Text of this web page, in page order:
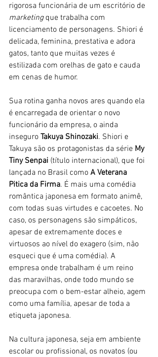
rigorosa funcionária de um escritório de
marketing que trabalha com
licenciamento de personagens. Shiori é
delicada, feminina, prestativa e adora
gatos, tanto que muitas vezes é
estilizada com orelhas de gato e cauda
em cenas de humor.
Sua rotina ganha novos ares quando ela
é encarregada de orientar o novo
funcionário da empresa, o ainda
inseguro Takuya Shinozaki. Shiori e
Takuya são os protagonistas da série My
Tiny Senpai (título internacional), que foi
lançada no Brasil como A Veterana
Pitica da Firma. É mais uma comédia
romântica japonesa em formato animê,
com todas suas virtudes e cacoetes. No
caso, os personagens são simpáticos,
apesar de extremamente doces e
virtuosos ao nível do exagero (sim, não
esqueci que é uma comédia). A
empresa onde trabalham é um reino
das maravilhas, onde todo mundo se
preocupa com o bem-estar alheio, agem
como uma família, apesar de toda a
etiqueta japonesa.
Na cultura japonesa, seja em ambiente
escolar ou profissional, os novatos (ou